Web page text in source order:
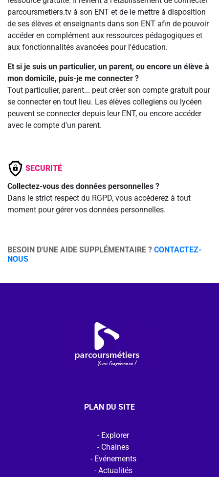
parcoursmetiers.tv à son ENT et de le mettre à disposition
de ses élèves et enseignants dans son ENT afin de pouvoir
accéder en complément aux ressources pédagogiques et
aux fonctionnalités avancées pour l'éducation.
Et si je suis un particulier, un parent, ou encore un élève à
mon domicile, puis-je me connecter ?
Tout particulier, parent... peut créer son compte gratuit pour
se connecter en tout lieu. Les élèves collegiens ou lycéen
peuvent se connecter depuis leur ENT, ou encore accéder
avec le compte d'un parent.
SECURITÉ
Collectez-vous des données personnelles ?
Dans le strict respect du RGPD, vous accéderez à tout
moment pour gérer vos données personnelles.
BESOIN D'UNE AIDE SUPPLÉMENTAIRE ? CONTACTEZ-
NOUS
PLAN DU SITE
Explorer
Chaines
Evénements
Actualités